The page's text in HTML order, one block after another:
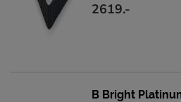
2619.-
B Bright